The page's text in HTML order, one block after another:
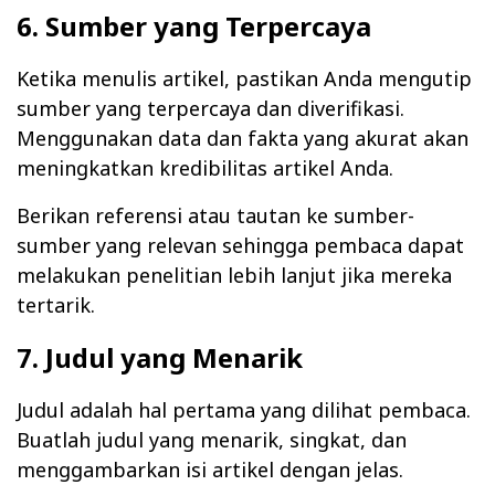
6. Sumber yang Terpercaya
Ketika menulis artikel, pastikan Anda mengutip
sumber yang terpercaya dan diverifikasi.
Menggunakan data dan fakta yang akurat akan
meningkatkan kredibilitas artikel Anda.
Berikan referensi atau tautan ke sumber-
sumber yang relevan sehingga pembaca dapat
melakukan penelitian lebih lanjut jika mereka
tertarik.
7. Judul yang Menarik
Judul adalah hal pertama yang dilihat pembaca.
Buatlah judul yang menarik, singkat, dan
menggambarkan isi artikel dengan jelas.